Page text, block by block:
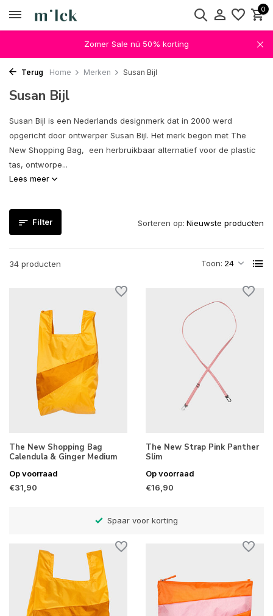
0
Zomer Sale nú 50% korting
Terug Home Merken Susan Bijl
Susan Bijl
Susan Bijl is een Nederlands designmerk dat in 2000 werd
opgericht door ontwerper Susan Bijl. Het merk begon met The
New Shopping Bag, een herbruikbaar alternatief voor de plastic
tas, ontworpe...
Lees meer
Filter
34 producten Toon:
Sorteren op:
The New Shopping Bag
Calendula & Ginger Medium
Op voorraad
€31,90
The New Strap Pink Panther
Slim
Op voorraad
€16,90
Betaal later met Klarna